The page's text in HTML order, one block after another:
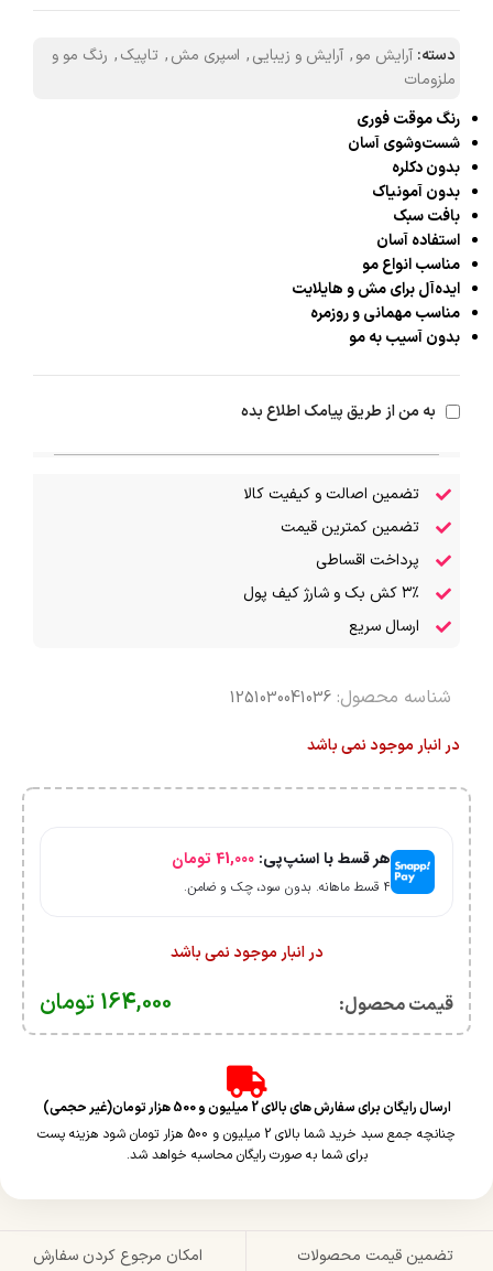
دسته: آرایش مو, آرایش و زیبایی, اسپری مش, تاپیک, رنگ مو و
ملزومات
رنگ موقت فوری
شست‌وشوی آسان
بدون دکلره
بدون آمونیاک
بافت سبک
استفاده آسان
مناسب انواع مو
ایده‌آل برای مش و هایلایت
مناسب مهمانی و روزمره
بدون آسیب به مو
به من از طریق پیامک اطلاع بده
تضمین اصالت و کیفیت کالا
تضمین کمترین قیمت
پرداخت اقساطی
۳٪ کش بک و شارژ کیف پول
ارسال سریع
شناسه محصول: 1251030041036
در انبار موجود نمی باشد
هر قسط با اسنپ‌پی: 41,000 تومان
۴ قسط ماهانه. بدون سود، چک و ضامن.
در انبار موجود نمی باشد
قیمت محصول:​ 164,000 تومان
ارسال رایگان برای سفارش های بالای 2 میلیون و 500 هزار تومان(غیر حجمی)
چنانچه جمع سبد خرید شما بالای 2 میلیون و 500 هزار تومان شود هزینه پست
برای شما به صورت رایگان محاسبه خواهد شد.
تضمین قیمت محصولات امکان مرجوع کردن سفارش